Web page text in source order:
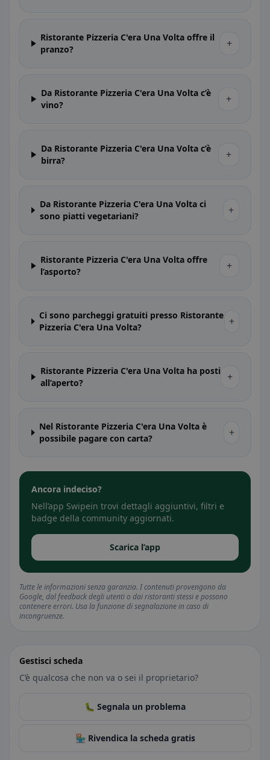
Ristorante Pizzeria C'era Una Volta offre il
pranzo?
+
Da Ristorante Pizzeria C'era Una Volta c’è
vino?
+
Da Ristorante Pizzeria C'era Una Volta c’è
birra?
+
Da Ristorante Pizzeria C'era Una Volta ci
sono piatti vegetariani?
+
Ristorante Pizzeria C'era Una Volta offre
l’asporto?
+
Ci sono parcheggi gratuiti presso Ristorante
Pizzeria C'era Una Volta?
+
Ristorante Pizzeria C'era Una Volta ha posti
all’aperto?
+
Nel Ristorante Pizzeria C'era Una Volta è
possibile pagare con carta?
+
Ancora indeciso?
Nell’app Swipein trovi dettagli aggiuntivi, filtri e
badge della community aggiornati.
Scarica l’app
Tutte le informazioni senza garanzia. I contenuti provengono da
Google, dal feedback degli utenti o dai ristoranti stessi e possono
contenere errori. Usa la funzione di segnalazione in caso di
incongruenze.
Gestisci scheda
C’è qualcosa che non va o sei il proprietario?
🐛 Segnala un problema
🏪 Rivendica la scheda gratis